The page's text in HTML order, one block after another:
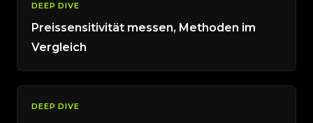
DEEP DIVE
Preissensitivität messen, Methoden im
Vergleich
DEEP DIVE